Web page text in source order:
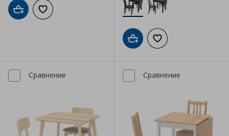
Добави в кошницата
Добави към списъка с любими
Добави в кошницата
Добави към
Сравнение Сравнение